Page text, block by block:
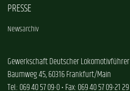
PRESSE
Newsarchiv
Gewerkschaft Deutscher Lokomotivführer
Baumweg 45, 60316 Frankfurt/Main
Tel.: 069 40 57 09-0 • Fax: 069 40 57 09-21 29